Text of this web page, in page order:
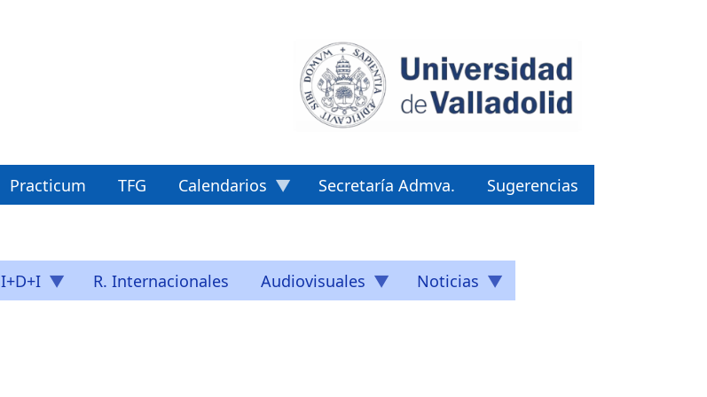
Practicum TFG Calendarios Secretaría Admva.
Sugerencias
I+D+I R. Internacionales Audiovisuales
Noticias